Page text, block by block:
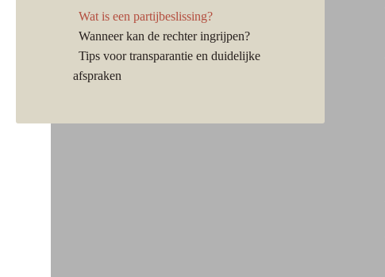
Wat is een partijbeslissing?
Wanneer kan de rechter ingrijpen?
Tips voor transparantie en duidelijke
afspraken